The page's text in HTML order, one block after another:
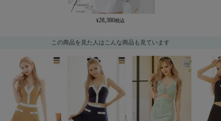
28,380
この商品を見た人はこんな商品も見ています